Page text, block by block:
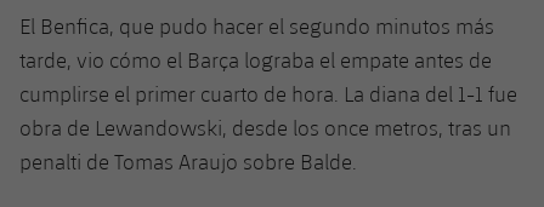
Clasificaciones
Clasificaciones
Hockey Hierba Masculino
Hockey Hierba Femenino
Actualidad
Plantilla
Agenda
Escuela de Patinaje
Rugby
plusicon
más
Actualidad
Voleibol
plusicon
más
El Benfica, que pudo hacer el segundo minutos más
tarde, vio cómo el Barça lograba el empate antes de
cumplirse el primer cuarto de hora. La diana del 1-1 fue
obra de Lewandowski, desde los once metros, tras un
penalti de Tomas Araujo sobre Balde.